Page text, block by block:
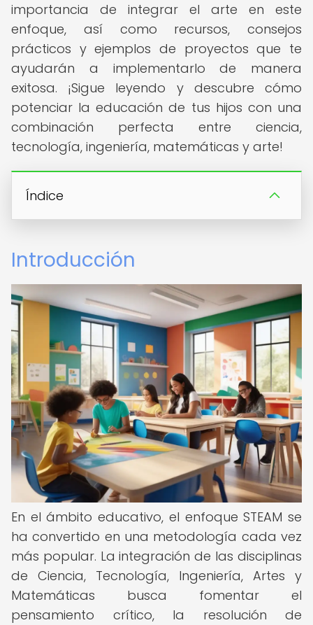
importancia de integrar el arte en este
enfoque, así como recursos, consejos
prácticos y ejemplos de proyectos que te
ayudarán a implementarlo de manera
exitosa. ¡Sigue leyendo y descubre cómo
potenciar la educación de tus hijos con una
combinación perfecta entre ciencia,
tecnología, ingeniería, matemáticas y arte!
Índice
Introducción
En el ámbito educativo, el enfoque STEAM se
ha convertido en una metodología cada vez
más popular. La integración de las disciplinas
de Ciencia, Tecnología, Ingeniería, Artes y
Matemáticas busca fomentar el
pensamiento crítico, la resolución de